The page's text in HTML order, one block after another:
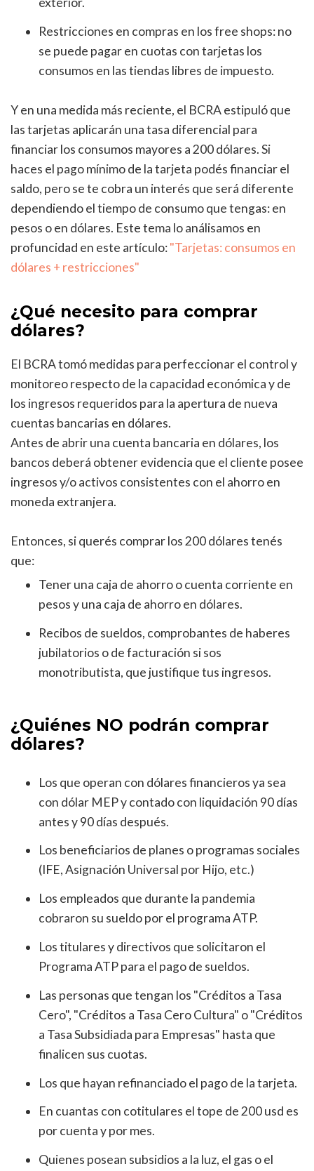
Restricciones en compras en los free shops: no
se puede pagar en cuotas con tarjetas los
consumos en las tiendas libres de impuesto.
Y en una medida más reciente, el BCRA estipuló que
las tarjetas aplicarán una tasa diferencial para
financiar los consumos mayores a 200 dólares. Si
haces el pago mínimo de la tarjeta podés financiar el
saldo, pero se te cobra un interés que será diferente
dependiendo el tiempo de consumo que tengas: en
pesos o en dólares. Este tema lo análisamos en
profuncidad en este artículo:"Tarjetas: consumos en
dólares + restricciones"
¿Qué necesito para comprar
dólares?
El BCRA tomó medidas para perfeccionar el control y
monitoreo respecto de la capacidad económica y de
los ingresos requeridos para la apertura de nueva
cuentas bancarias en dólares.
Antes de abrir una cuenta bancaria en dólares, los
bancos deberá obtener evidencia que el cliente posee
ingresos y/o activos consistentes con el ahorro en
moneda extranjera.
Entonces, si querés comprar los 200 dólares tenés
que:
Tener una caja de ahorro o cuenta corriente en
pesos y una caja de ahorro en dólares.
Recibos de sueldos, comprobantes de haberes
jubilatorios o de facturación si sos
monotributista, que justifique tus ingresos.
¿Quiénes NO podrán comprar
dólares?
Los que operan con dólares financieros ya sea
con dólar MEP y contado con liquidación 90 días
antes y 90 días después.
Los beneficiarios de planes o programas sociales
(IFE, Asignación Universal por Hijo, etc.)
Los empleados que durante la pandemia
cobraron su sueldo por el programa ATP.
Los titulares y directivos que solicitaron el
Programa ATP para el pago de sueldos.
Las personas que tengan los "Créditos a Tasa
Cero", "Créditos a Tasa Cero Cultura" o "Créditos
a Tasa Subsidiada para Empresas" hasta que
finalicen sus cuotas.
Los que hayan refinanciado el pago de la tarjeta.
En cuantas con cotitulares el tope de 200 usd es
por cuenta y por mes.
Quienes posean subsidios a la luz, el gas o el